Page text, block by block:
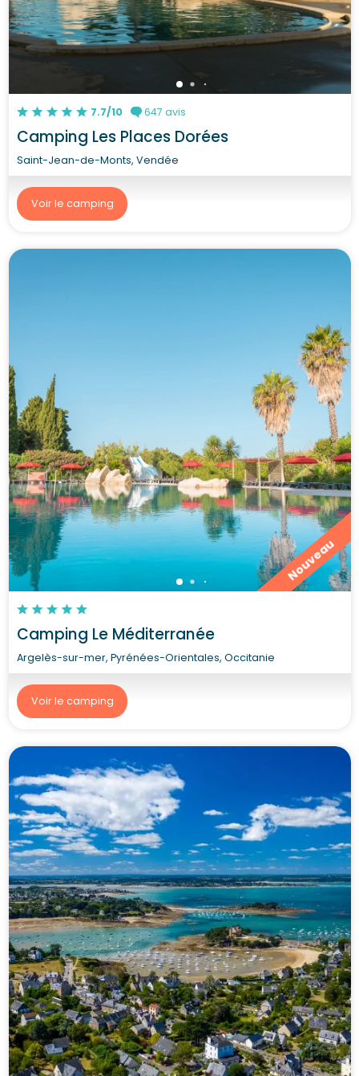
7.7/10 647 avis
Camping Les Places Dorées
Saint-Jean-de-Monts, Vendée
Voir le camping
Nouveau
Camping Le Méditerranée
Argelès-sur-mer, Pyrénées-Orientales, Occitanie
Voir le camping